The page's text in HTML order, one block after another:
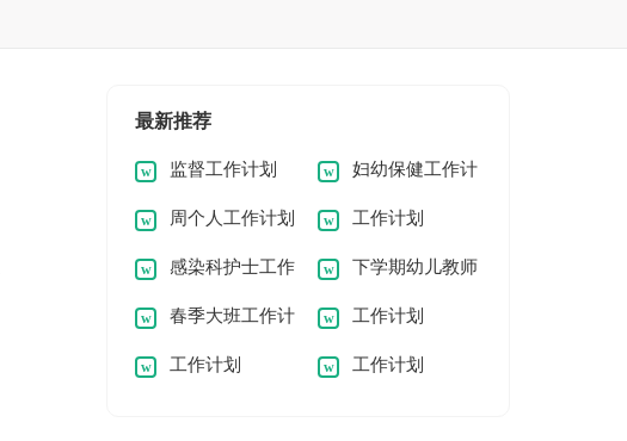
最新推荐
监督工作计划 妇幼保健工作计
划
周个人工作计划 工作计划
感染科护士工作
计划
下学期幼儿教师
个人工作计划
春季大班工作计
划
工作计划
工作计划 工作计划